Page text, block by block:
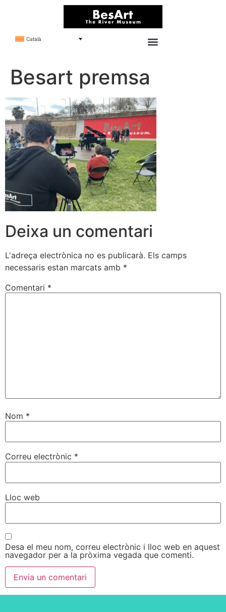
Català
Besart premsa
Deixa un comentari
L'adreça electrònica no es publicarà. Els camps
necessaris estan marcats amb *
Comentari *
Nom *
Correu electrònic *
Lloc web
Desa el meu nom, correu electrònic i lloc web en aquest
navegador per a la pròxima vegada que comenti.